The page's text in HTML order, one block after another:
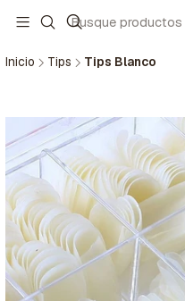
Inicio Tips Tips Blanco